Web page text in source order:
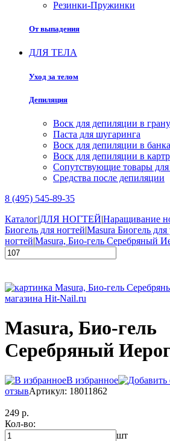
Резинки-Пружинки
От выпадения
ДЛЯ ТЕЛА
Уход за телом
Депиляция
Воск для депиляции в
Паста для шугаринга
Воск для депиляции в
Воск для депиляции в
Сопутствующие товары
Средства после депиляции
8 (495) 545-89-35
Каталог|ДЛЯ НОГТЕЙ|Наращивание
Биогель для ногтей|Masura Биогель
ногтей|Masura, Био-гель Серебряный
Masura, Био-гель
Серебряный
В избранное
отзывАртикул: 18011862
249 р.
Кол-во:
шт